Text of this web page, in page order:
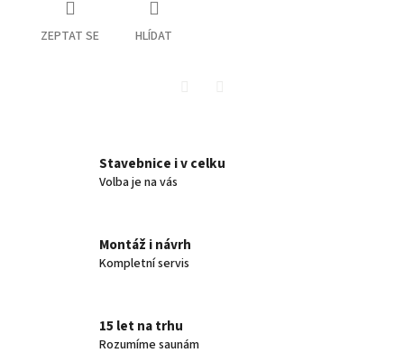
ZEPTAT SE HLÍDAT
Stavebnice i v celku
Volba je na vás
Montáž i návrh
Kompletní servis
15 let na trhu
Rozumíme saunám